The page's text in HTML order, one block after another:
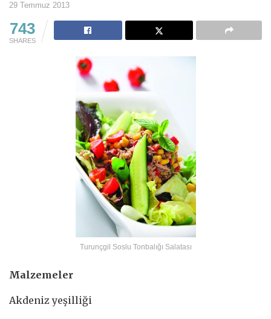
29 Temmuz 2013
743
SHARES
Turunçgil Soslu Tonbalığı Salatası
Malzemeler
Akdeniz yeşilliği